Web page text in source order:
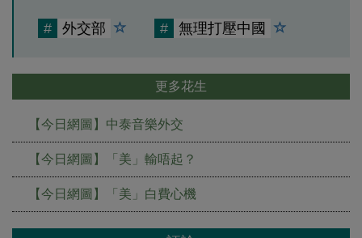
# 外交部 # 無理打壓中國
更多花生
【今日網圖】中泰音樂外交
【今日網圖】「美」輸唔起？
【今日網圖】「美」白費心機